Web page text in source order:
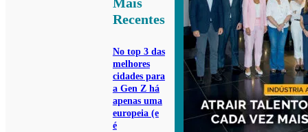
Recentes
No top 3 das
melhores
cidades para
a Gen Z há
apenas uma
europeia (e
é